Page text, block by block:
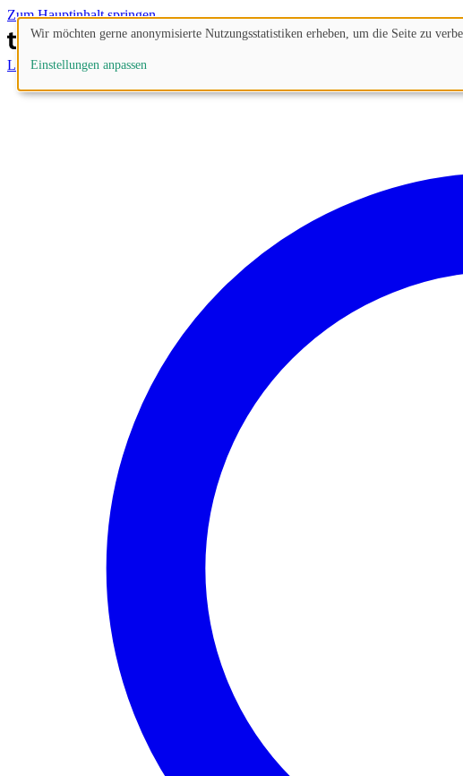
Zum Hauptinhalt springen
LösungenProzesseFunktionen
Wir möchten gerne anonymisierte Nutzungsstatistiken erheben, um die Seite zu
Einstellungen anpassen